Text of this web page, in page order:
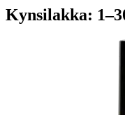
Kynsilakka: